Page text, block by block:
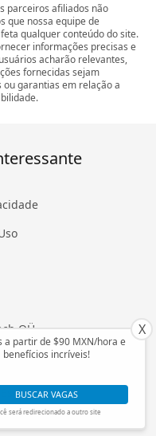
X
a partir de $90 MXN/hora e
benefícios incríveis!
BUSCAR VAGAS
será redirecionado a outro site
parceiros afiliados não
que nossa equipe de
qualquer conteúdo do site.
informações precisas e
acharão relevantes,
fornecidas sejam
garantias em relação a
OÜ